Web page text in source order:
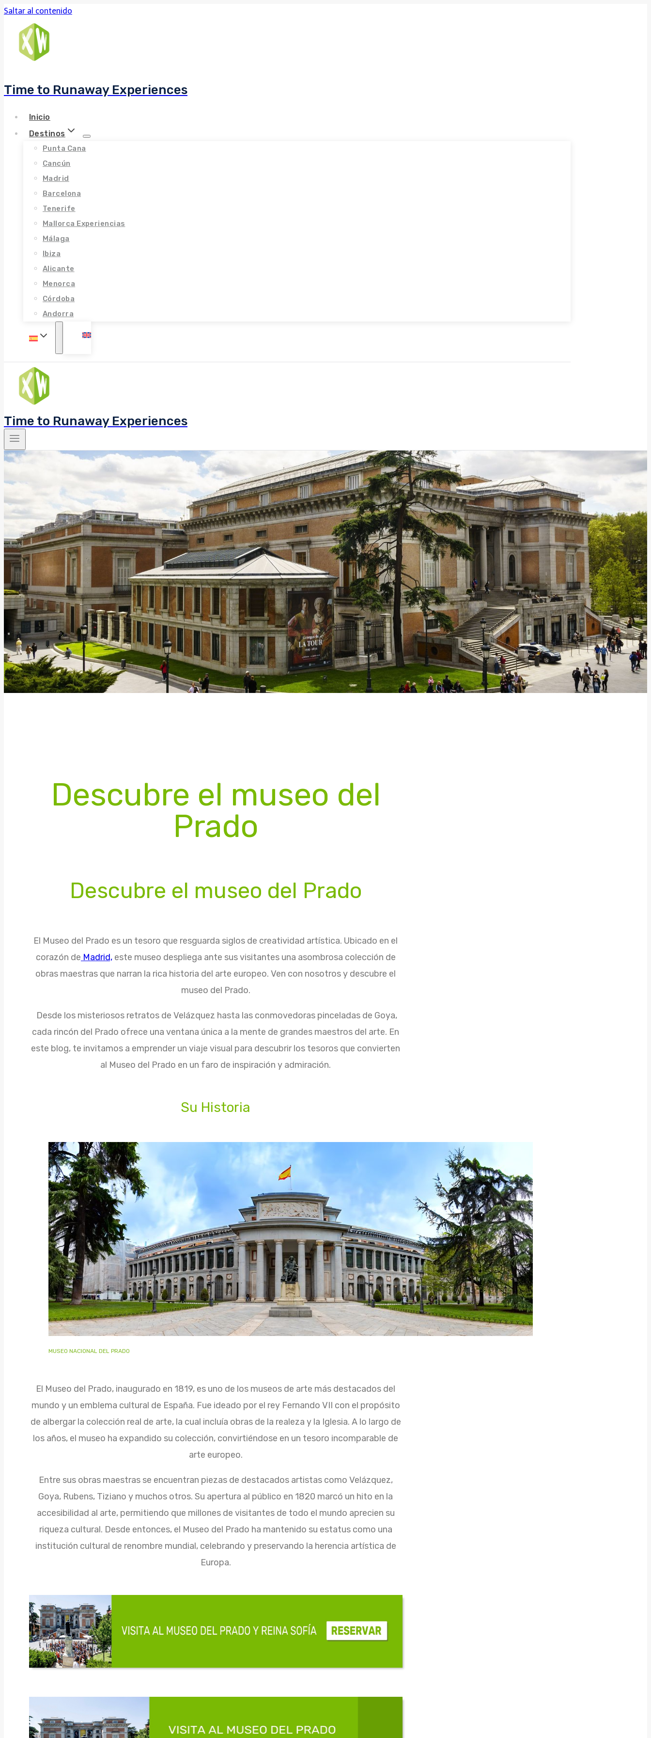
Saltar al contenido
Time to Runaway Experiences
Inicio
Destinos
Punta Cana
Cancún
Madrid
Barcelona
Tenerife
Mallorca Experiencias
Málaga
Ibiza
Alicante
Menorca
Córdoba
Andorra
Time to Runaway Experiences
Descubre el museo del
Prado
Descubre el museo del Prado
El Museo del Prado es un tesoro que resguarda siglos de creatividad artística. Ubicado en el
corazón de Madrid,este museo despliega ante sus visitantes una asombrosa colección de
obras maestras que narran la rica historia del arte europeo. Ven con nosotros y descubre el
museo del Prado.
Desde los misteriosos retratos de Velázquez hasta las conmovedoras pinceladas de Goya,
cada rincón del Prado ofrece una ventana única a la mente de grandes maestros del arte. En
este blog, te invitamos a emprender un viaje visual para descubrir los tesoros que convierten
al Museo del Prado en un faro de inspiración y admiración.
Su Historia
MUSEO NACIONAL DEL PRADO
El Museo del Prado, inaugurado en 1819, es uno de los museos de arte más destacados del
mundo y un emblema cultural de España. Fue ideado por el rey Fernando VII con el propósito
de albergar la colección real de arte, la cual incluía obras de la realeza y la Iglesia. A lo largo de
los años, el museo ha expandido su colección, convirtiéndose en un tesoro incomparable de
arte europeo.
Entre sus obras maestras se encuentran piezas de destacados artistas como Velázquez,
Goya, Rubens, Tiziano y muchos otros. Su apertura al público en 1820 marcó un hito en la
accesibilidad al arte, permitiendo que millones de visitantes de todo el mundo aprecien su
riqueza cultural. Desde entonces, el Museo del Prado ha mantenido su estatus como una
institución cultural de renombre mundial, celebrando y preservando la herencia artística de
Europa.